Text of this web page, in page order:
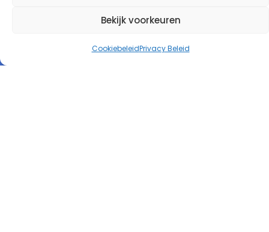
Bekijk voorkeuren
CookiebeleidPrivacy Beleid